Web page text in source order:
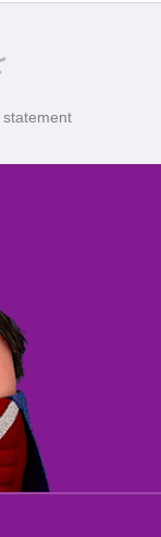
statement